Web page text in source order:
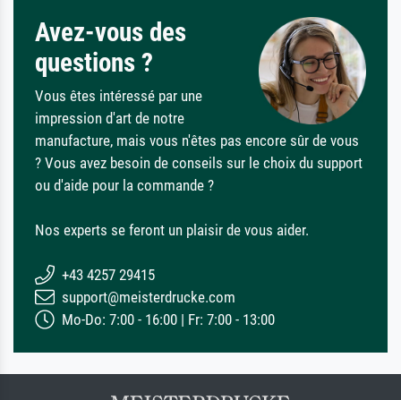
Avez-vous des
questions ?
Vous êtes intéressé par une
impression d'art de notre
manufacture, mais vous n'êtes pas encore sûr de vous
? Vous avez besoin de conseils sur le choix du support
ou d'aide pour la commande ?
Nos experts se feront un plaisir de vous aider.
+43 4257 29415
support@meisterdrucke.com
Mo-Do: 7:00 - 16:00 | Fr: 7:00 - 13:00